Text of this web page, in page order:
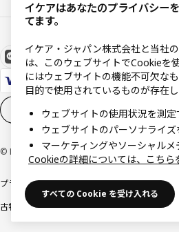
Cookieの設定 JA
© Inter IKEA Systems B.V 1999-2026
プライバシーポリシー利用規約Cookieポリシー
古物営業法に基づく表記
イケアはあなたのプライバシー
てます。
イケア・ジャパン株式会社と当社
は、このウェブサイトでCookieを
にはウェブサイトの機能不可欠な
目的で使用されているものが存在し
ウェブサイトの使用状況を測定
ウェブサイトのパーソナライ
マーケティングやソーシャル
Cookieの詳細については、こちら
すべての Cookie を受け入れる